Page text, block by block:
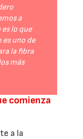
a
lo que
uno de
la fibra
más
comienza
a la